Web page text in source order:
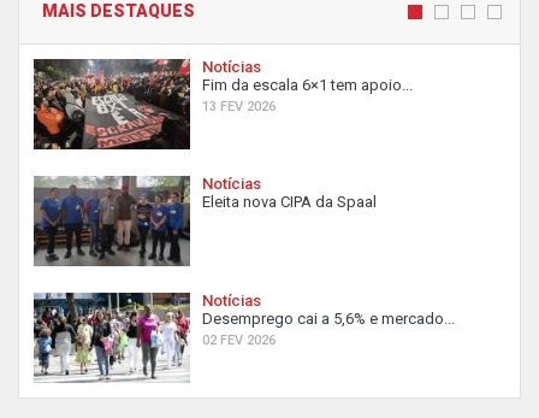
MAIS DESTAQUES
Notícias
Fim da escala 6×1 tem apoio...
13 FEV 2026
Notícias
Eleita nova CIPA da Spaal
Notícias
Desemprego cai a 5,6% e mercado...
02 FEV 2026